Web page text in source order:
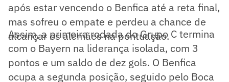
após estar vencendo o Benfica até a reta final,
mas sofreu o empate e perdeu a chance de
alcançar os alemães na pontuação.
Assim, a primeira rodada do Grupo C termina
com o Bayern na liderança isolada, com 3
pontos e um saldo de dez gols. O Benfica
ocupa a segunda posição, seguido pelo Boca